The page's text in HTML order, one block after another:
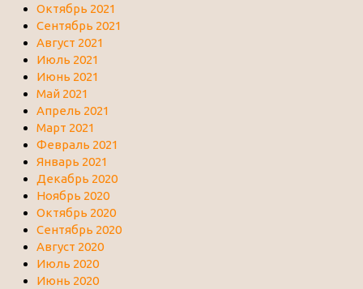
Октябрь 2021
Сентябрь 2021
Август 2021
Июль 2021
Июнь 2021
Май 2021
Апрель 2021
Март 2021
Февраль 2021
Январь 2021
Декабрь 2020
Ноябрь 2020
Октябрь 2020
Сентябрь 2020
Август 2020
Июль 2020
Июнь 2020